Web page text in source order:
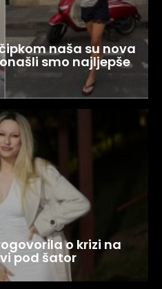
naša su nova
smo najljepše
o krizi na
pod šator